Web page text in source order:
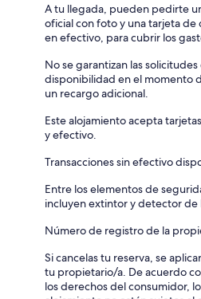
A tu llegada, pueden pedirte
oficial con foto y una tarjeta
en efectivo, para cubrir los
No se garantizan las
disponibilidad en el momento
un recargo adicional.
Este alojamiento acepta
y efectivo.
Transacciones sin efectivo
Entre los elementos de
incluyen extintor y detector de
Número de registro de la
Si cancelas tu reserva, se
tu propietario/a. De acuerdo
los derechos del consumidor,